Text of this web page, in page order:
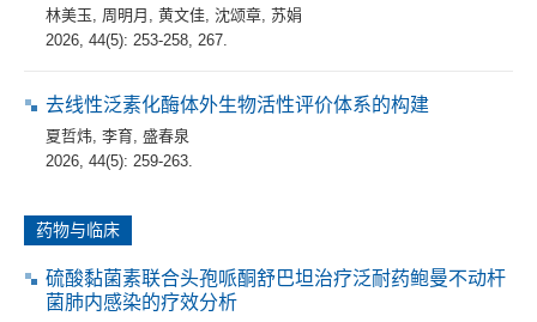
林美玉 周明月 黄文佳 沈颂章 苏娟
2026, 44(5): 253-258, 267.
去线性泛素化酶体外生物活性评价体系的构建
夏哲炜 李育 盛春泉
2026, 44(5): 259-263.
药物与临床
硫酸黏菌素联合头孢哌酮舒巴坦治疗泛耐药鲍曼不动杆
菌肺内感染的疗效分析